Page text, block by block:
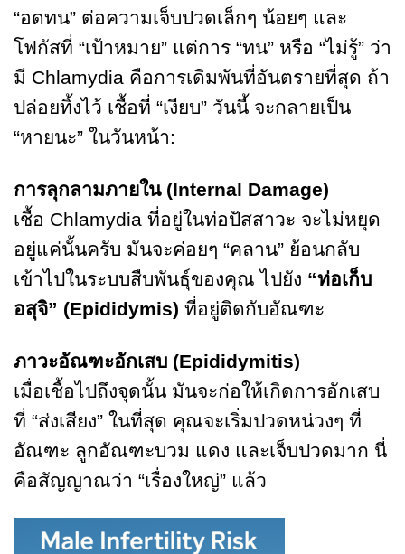
“อดทน” ต่อความเจ็บปวดเล็กๆ น้อยๆ และ
โฟกัสที่ “เป้าหมาย” แต่การ “ทน” หรือ “ไม่รู้” ว่า
มี Chlamydia คือการเดิมพันที่อันตรายที่สุด ถ้า
ปล่อยทิ้งไว้ เชื้อที่ “เงียบ” วันนี้ จะกลายเป็น
“หายนะ” ในวันหน้า:
การลุกลามภายใน (Internal Damage)
เชื้อ Chlamydia ที่อยู่ในท่อปัสสาวะ จะไม่หยุด
อยู่แค่นั้นครับ มันจะค่อยๆ “คลาน” ย้อนกลับ
เข้าไปในระบบสืบพันธุ์ของคุณ ไปยัง “ท่อเก็บ
อสุจิ” (Epididymis) ที่อยู่ติดกับอัณฑะ
ภาวะอัณฑะอักเสบ (Epididymitis)
เมื่อเชื้อไปถึงจุดนั้น มันจะก่อให้เกิดการอักเสบ
ที่ “ส่งเสียง” ในที่สุด คุณจะเริ่มปวดหน่วงๆ ที่
อัณฑะ ลูกอัณฑะบวม แดง และเจ็บปวดมาก นี่
คือสัญญาณว่า “เรื่องใหญ่” แล้ว